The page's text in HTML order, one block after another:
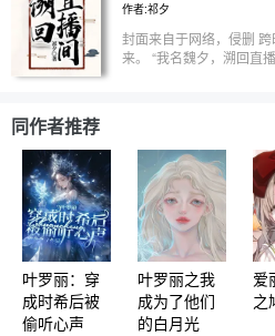
君 佩剑：避尘 法器：忘
你，剑和琴都给你，你可
曦臣 号：泽芜君 佩剑：
作者:祁夕
封面来自于网络，侵删
来。 “我名魏夕，溯回直
同作者推荐
叶罗丽：穿
成时希后被
偷听心声
叶罗丽之我
成为了他们
的白月光
爱
之